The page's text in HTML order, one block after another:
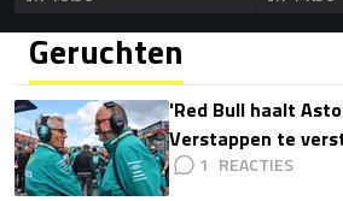
Geruchten
'Red Bull haalt
Verstappen te
1